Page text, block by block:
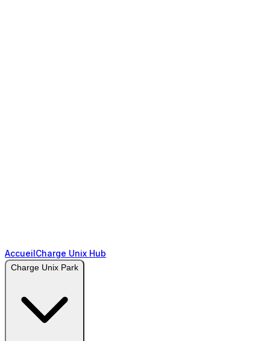
AccueilCharge Unix Hub